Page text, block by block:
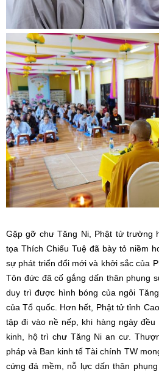
Gặp gỡ chư Tăng Ni, Phật tử trường
tọa Thích Chiếu Tuệ đã bày tỏ niềm
sự phát triển đổi mới và khởi sắc của
Tôn đức đã cố gắng dấn thân phụng
duy trì được hình bóng của ngôi
của Tổ quốc. Hơn hết, Phật tử tỉnh
tập đi vào nề nếp, khi hàng ngày
kinh, hộ trì chư Tăng Ni an cư.
pháp và Ban kinh tế Tài chính TW
cứng đá mềm, nỗ lực dấn thân